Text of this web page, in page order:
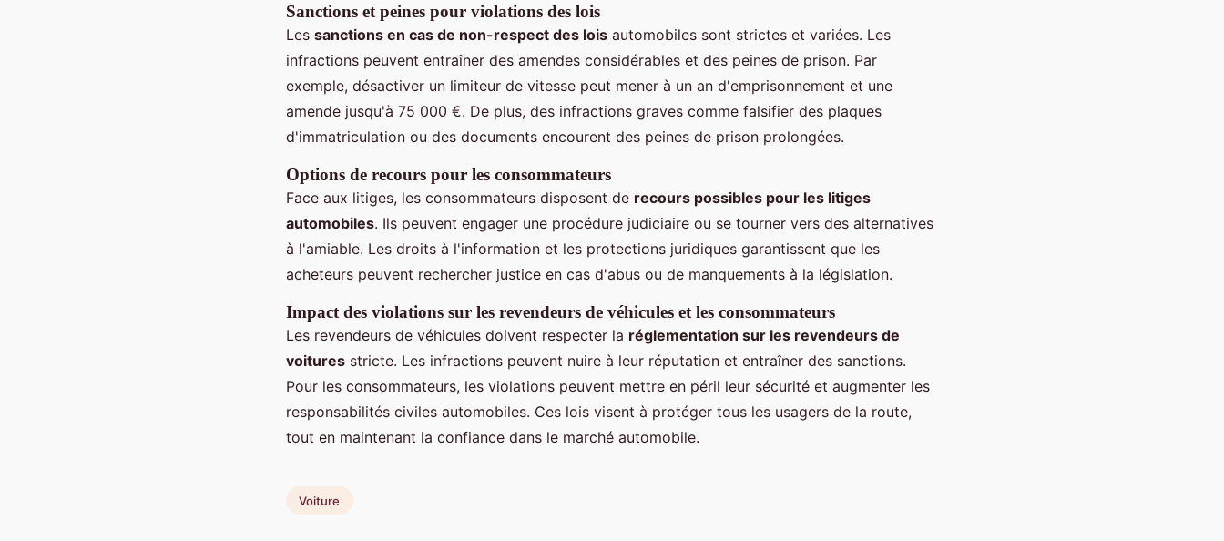
Sanctions et peines pour violations des lois
Les sanctions en cas de non-respect des lois automobiles sont strictes et variées. Les
infractions peuvent entraîner des amendes considérables et des peines de prison. Par
exemple, désactiver un limiteur de vitesse peut mener à un an d'emprisonnement et une
amende jusqu'à 75 000 €. De plus, des infractions graves comme falsifier des plaques
d'immatriculation ou des documents encourent des peines de prison prolongées.
Options de recours pour les consommateurs
Face aux litiges, les consommateurs disposent de recours possibles pour les litiges
automobiles. Ils peuvent engager une procédure judiciaire ou se tourner vers des alternatives
à l'amiable. Les droits à l'information et les protections juridiques garantissent que les
acheteurs peuvent rechercher justice en cas d'abus ou de manquements à la législation.
Impact des violations sur les revendeurs de véhicules et les consommateurs
Les revendeurs de véhicules doivent respecter la réglementation sur les revendeurs de
voitures stricte. Les infractions peuvent nuire à leur réputation et entraîner des sanctions.
Pour les consommateurs, les violations peuvent mettre en péril leur sécurité et augmenter les
responsabilités civiles automobiles. Ces lois visent à protéger tous les usagers de la route,
tout en maintenant la confiance dans le marché automobile.
Voiture